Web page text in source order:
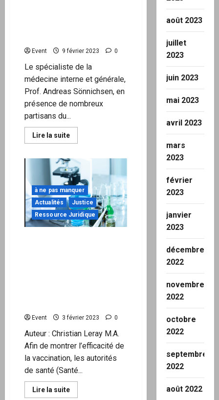
Event 9 février 2023 0
Le spécialiste de la
médecine interne et générale,
Prof. Andreas Sönnichsen, en
présence de nombreux
partisans du...
Lire la suiteEn
savoir
Défaite
du
régime
de
Corona:
le
courageux
professeur
Sönnichsen
acquitté
à ne pas manquer
Actualités
Justice
Ressource Juridique
Event 3 février 2023 0
Auteur : Christian Leray M.A.
Afin de montrer l’efficacité de
la vaccination, les autorités
de santé (Santé...
Lire la suiteEn
savoir
août 2023
juillet
2023
juin 2023
mai 2023
avril 2023
mars
2023
février
2023
janvier
2023
décembre
2022
novembre
2022
octobre
2022
septembre
2022
août 2022